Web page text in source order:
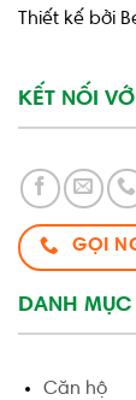
Thiết kế bởi
KẾT NỐI
GỌI
DANH MỤC
Căn hộ